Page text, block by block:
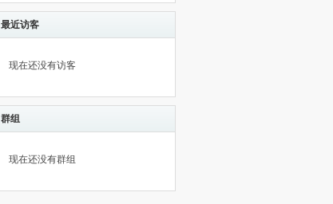
最近访客
现在还没有访客
群组
现在还没有群组